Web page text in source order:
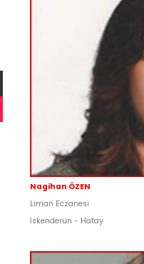
Nagihan ÖZEN
Liman Eczanesi
İskenderun - Hatay